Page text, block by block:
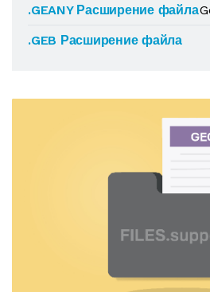
.GEANY Расширение файла
.GEB Расширение файла